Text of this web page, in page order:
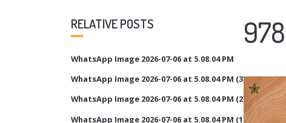
RELATIVE POSTS
WhatsApp Image 2026-07-06 at 5.08.04 PM
WhatsApp Image 2026-07-06 at 5.08.04 PM (3)
WhatsApp Image 2026-07-06 at 5.08.04 PM (2)
WhatsApp Image 2026-07-06 at 5.08.04 PM (1)